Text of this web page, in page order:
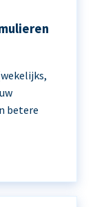
betere